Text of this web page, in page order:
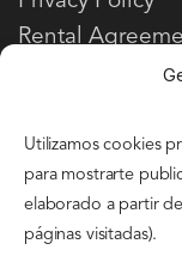
Utilizamos cookies
para mostrarte
elaborado a partir
páginas visitadas).
Rental
FEATURED
Book your bike
FAQs
Contact